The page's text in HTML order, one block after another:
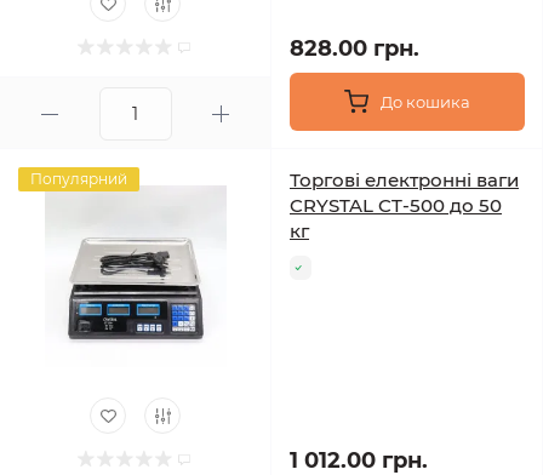
828.00 грн.
До кошика
Популярний
Торгові електронні ваги
CRYSTAL CT-500 до 50
кг
1 012.00 грн.